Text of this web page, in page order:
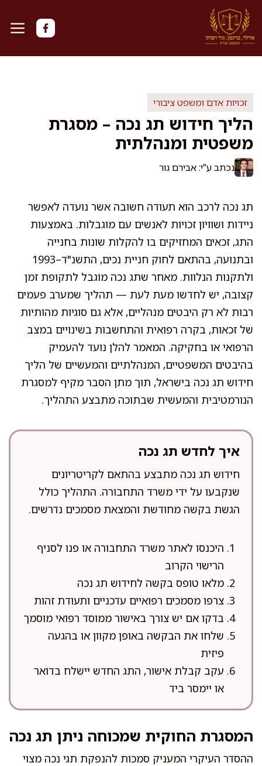
לדלג
לתוכן
זכויות אדם ומשפט ציבורי
הליך חידוש תג נכה – מסגרת
משפטית ומנהלתית
נכתב ע"י: אבירם גור
תג נכה לרכב הוא תעודה חשובה אשר נועדה לאפשר
ניידות ושוויון זכויות לאנשים עם מוגבלות. באמצעות
התג, זכאים המחזיקים בו להקלות שונות בחנייה
ובתנועה, בהתאם לחוק חניית נכים, התשנ"ד–1993
ולתקנות הנלוות. מאחר שתג נכה מוגבל לתקופת זמן
קצובה, יש לחדשו מעת לעת — תהליך שמערב פעמים
רבות לא רק היבטים מנהליים, אלא גם סוגיות מהותיות
של זכאות, בקרה רפואית והתחשבות בשינויים במצב
הרפואי או בחקיקה. המאמר להלן נועד להעמיק
בהיבטים המשפטיים, המנהלתיים והמעשיים של הליך
חידוש תג נכה בישראל, תוך מתן הסבר מקיף למסגרת
הנורמטיבית והמעשית שבתוכה מתבצע התהליך.
איך לחדש תג נכה
חידוש תג נכה מתבצע בהתאם לקריטריונים
שנקבעו על ידי משרד התחבורה. התהליך כולל
הגשת בקשה מחודשת והמצאת מסמכים נדרשים.
היכנסו לאתר משרד התחבורה או פנו לסניף
הרישוי הקרוב
מלאו טופס בקשה לחידוש תג נכה
צרפו מסמכים רפואיים עדכניים ותעודת זהות
בדקו אם יש צורך באישור ממוסד רפואי מוסמך
שלחו את הבקשה באופן מקוון או בהגעה
פיזית
עקב קבלת אישור, התג החדש יישלח בדואר
או יימסר ביד
המסגרת החוקית שמכוחה ניתן תג נכה
ההסדר העיקרי המעניק סמכות להנפקת תגי נכה מצוי